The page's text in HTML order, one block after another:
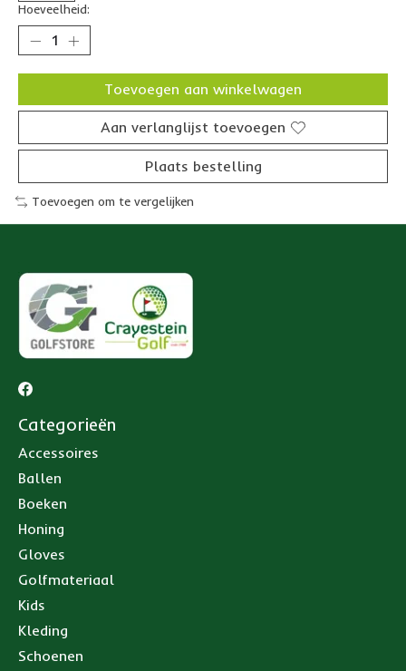
Hoeveelheid:
Toevoegen aan winkelwagen
Aan verlanglijst toevoegen
Plaats bestelling
Toevoegen om te vergelijken
Categorieën
Accessoires
Ballen
Boeken
Honing
Gloves
Golfmateriaal
Kids
Kleding
Schoenen